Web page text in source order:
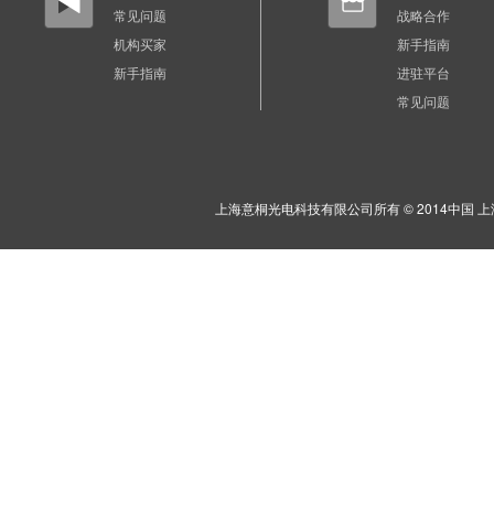
常见问题
机构买家
新手指南
战略合作
新手指南
进驻平台
常见问题
上海意桐光电科技有限公司所有 © 2014中国